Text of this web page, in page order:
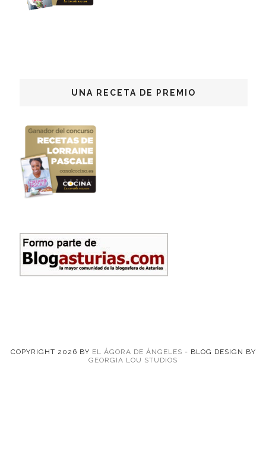
UNA RECETA DE PREMIO
COPYRIGHT 2026 BY EL ÁGORA DE ÁNGELES - BLOG DESIGN BY
GEORGIA LOU STUDIOS